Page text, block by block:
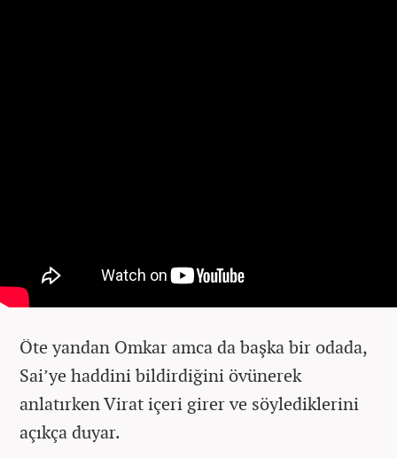
Öte yandan Omkar amca da başka bir odada,
Sai’ye haddini bildirdiğini övünerek
anlatırken Virat içeri girer ve söylediklerini
açıkça duyar.